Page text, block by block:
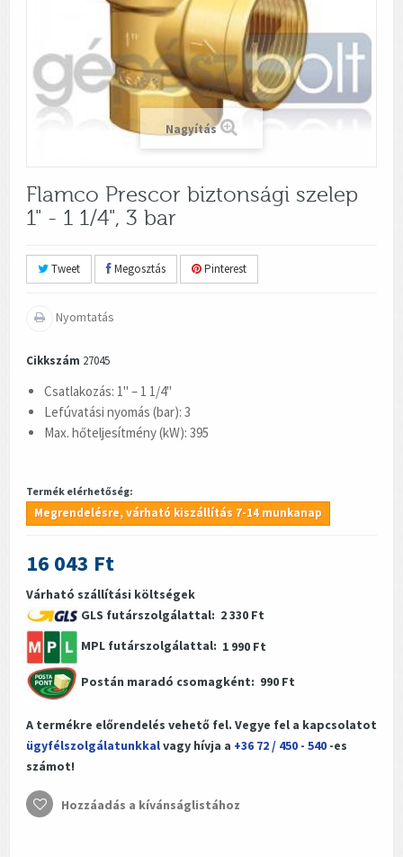
Nagyítás
Flamco Prescor biztonsági szelep
1" - 1 1/4", 3 bar
Tweet Megosztás Pinterest
Nyomtatás
Cikkszám 27045
Csatlakozás: 1" – 1 1/4"
Lefúvatási nyomás (bar): 3
Max. hőteljesítmény (kW): 395
Termék elérhetőség:
Megrendelésre, várható kiszállítás 7-14 munkanap
16 043 Ft
Várható szállítási költségek
GLS futárszolgálattal: 2 330 Ft
MPL futárszolgálattal: 1 990 Ft
Postán maradó csomagként: 990 Ft
A termékre előrendelés vehető fel. Vegye fel a kapcsolatot
ügyfélszolgálatunkkalvagy hívja a +36 72 / 450 - 540 -es
számot!
Hozzáadás a kívánságlistához